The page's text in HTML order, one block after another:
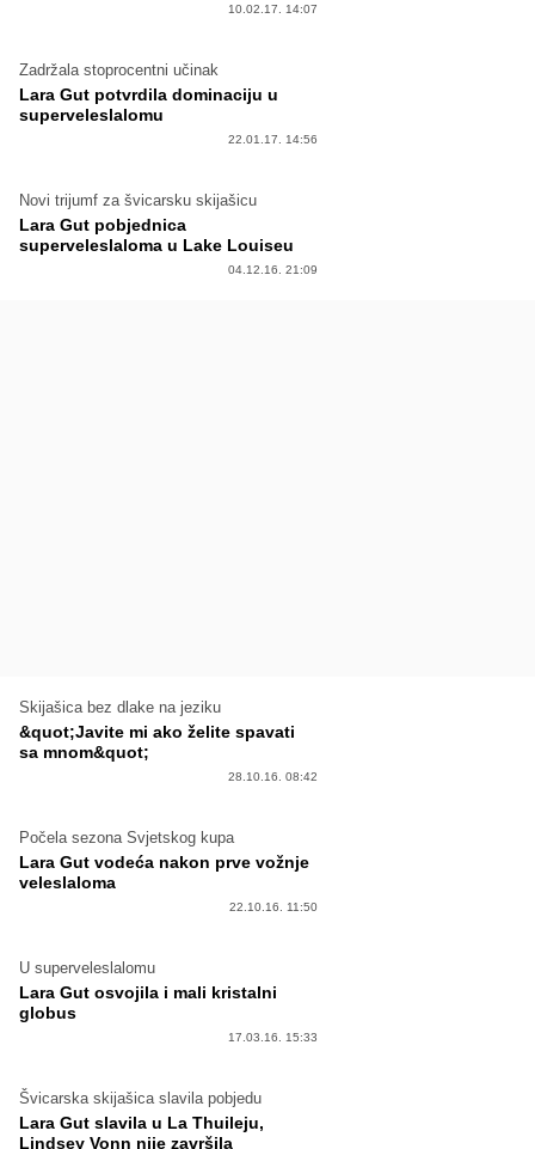
10.02.17. 14:07
Zadržala stoprocentni učinak
Lara Gut potvrdila dominaciju u
superveleslalomu
22.01.17. 14:56
Novi trijumf za švicarsku skijašicu
Lara Gut pobjednica
superveleslaloma u Lake Louiseu
04.12.16. 21:09
Skijašica bez dlake na jeziku
&quot;Javite mi ako želite spavati
sa mnom&quot;
28.10.16. 08:42
Počela sezona Svjetskog kupa
Lara Gut vodeća nakon prve vožnje
veleslaloma
22.10.16. 11:50
U superveleslalomu
Lara Gut osvojila i mali kristalni
globus
17.03.16. 15:33
Švicarska skijašica slavila pobjedu
Lara Gut slavila u La Thuileju,
Lindsey Vonn nije završila